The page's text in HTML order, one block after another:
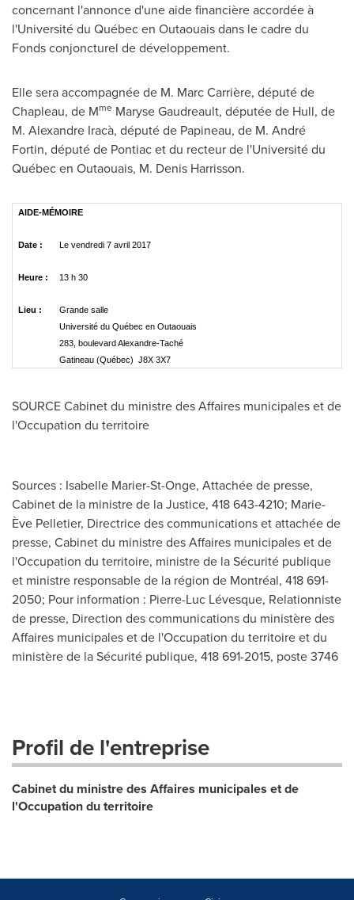
concernant l'annonce d'une aide financière accordée à
l'Université du Québec en Outaouais dans le cadre du
Fonds conjoncturel de développement.
Elle sera accompagnée de M. Marc Carrière, député de
Chapleau, de Mme Maryse Gaudreault, députée de Hull, de
M. Alexandre Iracà, député de Papineau, de M. André
Fortin, député de Pontiacet du recteur de l'Université du
Québec en Outaouais, M. Denis Harrisson.
AIDE-MÉMOIRE
Date : Le vendredi 7 avril 2017
Heure : 13 h 30
Lieu :
Grande salle
Université du Québec en Outaouais
283, boulevard Alexandre-Taché
Gatineau (Québec) J8X 3X7
SOURCE Cabinet du ministre des Affaires municipales et de
l'Occupation du territoire
Sources : Isabelle Marier-St-Onge, Attachée de presse,
Cabinet de la ministre de la Justice, 418 643-4210; Marie-
Ève Pelletier, Directrice des communications et attachée de
presse, Cabinet du ministre des Affaires municipales et de
l'Occupation du territoire, ministre de la Sécurité publique
et ministre responsable de la région de Montréal, 418 691-
2050; Pour information : Pierre-Luc Lévesque, Relationniste
de presse, Direction des communications du ministère des
Affaires municipales et de l'Occupation du territoire et du
ministère de la Sécurité publique, 418 691-2015, poste 3746
Profil de l'entreprise
Cabinet du ministre des Affaires municipales et de
l'Occupation du territoire